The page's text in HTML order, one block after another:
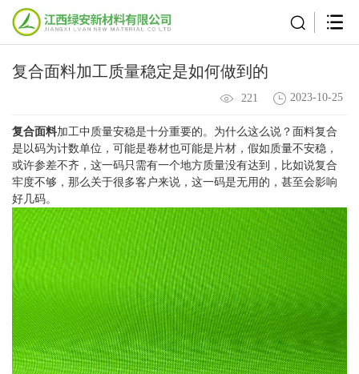
复合面料加工质量稳定是如何做到的
221 2023-10-25
复合面料加工中质量安稳是十分重要的。为什么这么说？面料复合
是以码为计数单位，可能是卷材也可能是片材，假如质量不安稳，
或许参差不齐，这一码只需有一个地方质量没有达到，比如说复合
牢度不够，那么关于很多客户来说，这一码是无用的，甚至会影响
好几码。